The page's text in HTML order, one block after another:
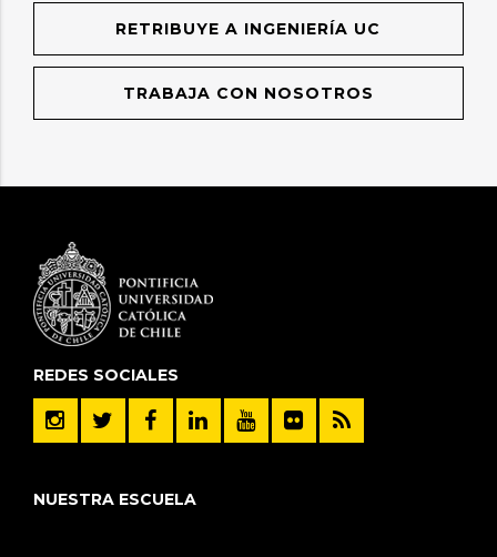
RETRIBUYE A INGENIERÍA UC
TRABAJA CON NOSOTROS
REDES SOCIALES
NUESTRA ESCUELA